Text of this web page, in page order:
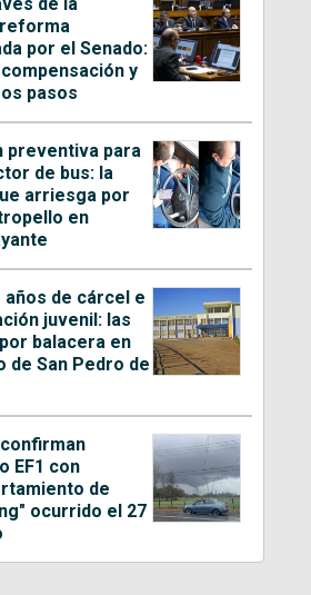
por el Senado:
y
pasos
preventiva para
de bus: la
arriesga por
en
años de cárcel e
juvenil: las
balacera en
de San Pedro de
EF1 con
de
ocurrido el 27